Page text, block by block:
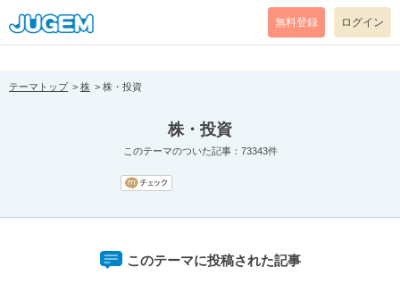
[pear_error: message="Success" code=0 mode=return level=notice
prefix="" info=""]
無料登録 ログイン
テーマトップ 株 株・投資
株・投資
このテーマのついた記事：73343件
このテーマに投稿された記事